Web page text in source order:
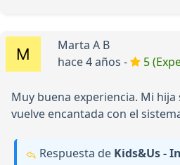
Marta A B
hace 4 años -
5
Muy buena experiencia. Mi
vuelve encantada con el
Respuesta de Kids&Us -